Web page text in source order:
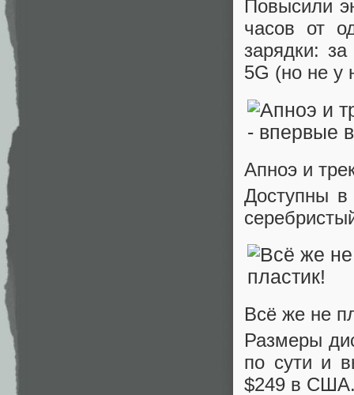
Повысили
часов от
зарядки:
5G (но не у
Апноэ и
Доступны в
Всё же не
Размеры
по сути и
$249 в